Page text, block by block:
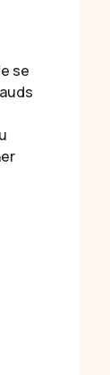
se